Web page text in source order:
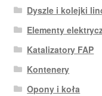
Dyszle i kolejki
Elementy
Katalizatory FAP
Kontenery
Opony i koła